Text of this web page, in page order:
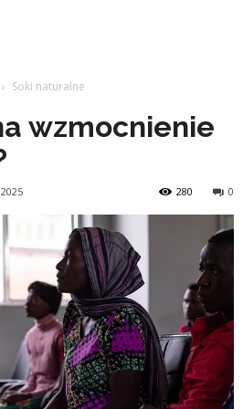
Soki naturalne
wzmocnienie
0
280